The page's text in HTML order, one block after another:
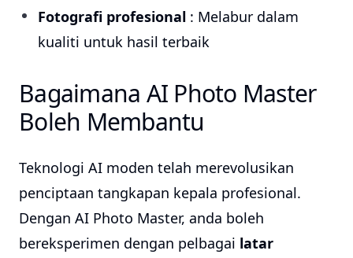
Fotografi profesional : Melabur dalam
kualiti untuk hasil terbaik
Bagaimana AI Photo Master
Boleh Membantu
Teknologi AI moden telah merevolusikan
penciptaan tangkapan kepala profesional.
Dengan AI Photo Master, anda boleh
bereksperimen dengan pelbagai latar